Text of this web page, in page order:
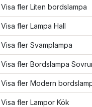
Visa fler Liten bordslampa
Visa fler Lampa Hall
Visa fler Svamplampa
Visa fler Bordslampa
Visa fler Modern
Visa fler Lampor Kök